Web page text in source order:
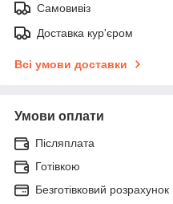
Самовивіз
Доставка кур'єром
Всі умови доставки
Умови оплати
Післяплата
Готівкою
Безготівковий розрахунок